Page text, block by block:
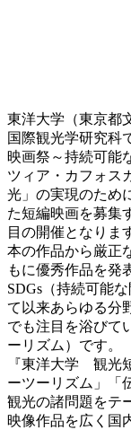
東洋大学（東京都
国際観光学研究科
映画祭～持続可能
ツィア・カフォス
光」の実現のため
た短編映画を募集
目の開催となりま
本の作品から厳正
もに優秀作品を発
SDGs（持続可能
て以来あらゆる分
でも注目を浴びて
ーリズム）です。
『東洋大学 観光
ーツーリズム」「
観光の諸問題をテ
映像作品を広く国